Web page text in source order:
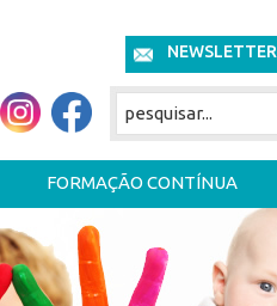
NEWSLETTER
FORMAÇÃO CONTÍNUA